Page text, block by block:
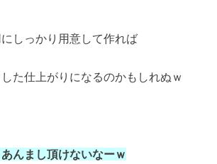
しっかり用意して作れば
た仕上がりになるのかもしれぬｗ
んまし頂けないなーｗ